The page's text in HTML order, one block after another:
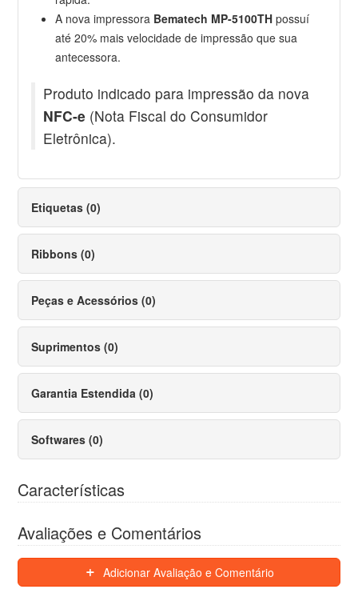
A nova impressora Bematech MP-5100TH possuí
até 20% mais velocidade de impressão que sua
antecessora.
Produto indicado para impressão da nova
NFC-e (Nota Fiscal do Consumidor
Eletrônica).
Etiquetas (0)
Ribbons (0)
Peças e Acessórios (0)
Suprimentos (0)
Garantia Estendida (0)
Softwares (0)
Características
Avaliações e Comentários
Adicionar Avaliação e Comentário